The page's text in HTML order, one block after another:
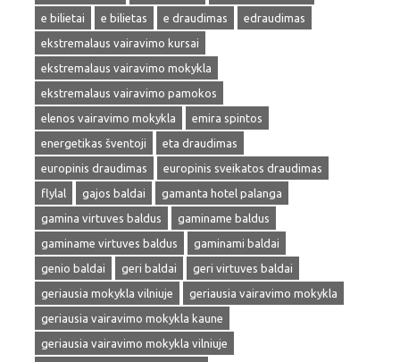
e bilietai
e bilietas e draudimas
edraudimas
ekstremalaus vairavimo kursai
ekstremalaus vairavimo mokykla
ekstremalaus vairavimo pamokos
elenos vairavimo mokykla
emira spintos
energetikas šventoji
eta draudimas
europinis draudimas
europinis sveikatos draudimas
flylal
gajos baldai
gamanta hotel palanga
gamina virtuves baldus
gaminame baldus
gaminame virtuves baldus
gaminami baldai
genio baldai
geri baldai
geri virtuves baldai
geriausia mokykla vilniuje
geriausia vairavimo mokykla
geriausia vairavimo mokykla kaune
geriausia vairavimo mokykla vilniuje